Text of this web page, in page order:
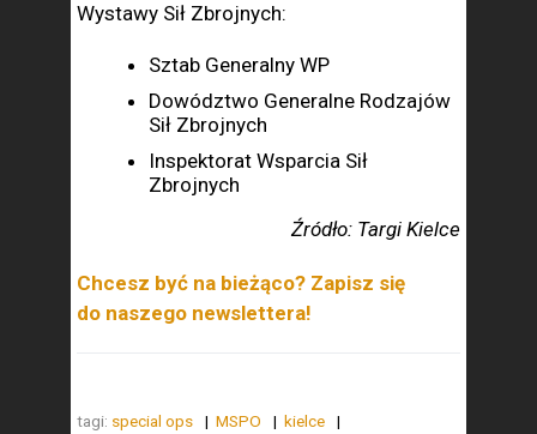
Wystawy Sił Zbrojnych:
Sztab Generalny WP
Dowództwo Generalne Rodzajów
Sił Zbrojnych
Inspektorat Wsparcia Sił
Zbrojnych
Źródło: Targi Kielce
Chcesz być na bieżąco? Zapisz się
do naszego newslettera!
tagi: special ops MSPO
kielce